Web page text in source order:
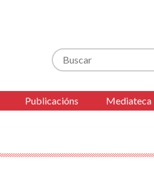
Buscar
Publicacións Mediateca